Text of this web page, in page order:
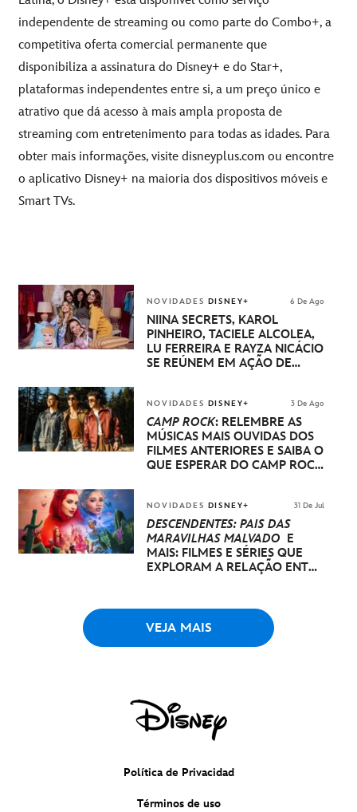
independente de streaming ou como parte do Combo+, a
competitiva oferta comercial permanente que
disponibiliza a assinatura do Disney+ e do Star+,
plataformas independentes entre si, a um preço único e
atrativo que dá acesso à mais ampla proposta de
streaming com entretenimento para todas as idades. Para
obter mais informações, visite disneyplus.com ou encontre
o aplicativo Disney+ na maioria dos dispositivos móveis e
Smart TVs.
NOVIDADES DISNEY+ 6 De Ago
NIINA SECRETS, KAROL
PINHEIRO, TACIELE ALCOLEA,
LU FERREIRA E RAYZA NICÁCIO
SE REÚNEM EM AÇÃO DE
NOVIDADES DISNEY+ 3 De Ago
CAMP ROCK: RELEMBRE AS
MÚSICAS MAIS OUVIDAS DOS
FILMES ANTERIORES E SAIBA O
QUE ESPERAR DO CAMP ROCK
NOVIDADES DISNEY+ 31 De Jul
DESCENDENTES: PAÍS DAS
MARAVILHAS MALVADO E
MAIS: FILMES E SÉRIES QUE
EXPLORAM A RELAÇÃO ENTRE
VEJA MAIS
Política de Privacidad
Términos de uso